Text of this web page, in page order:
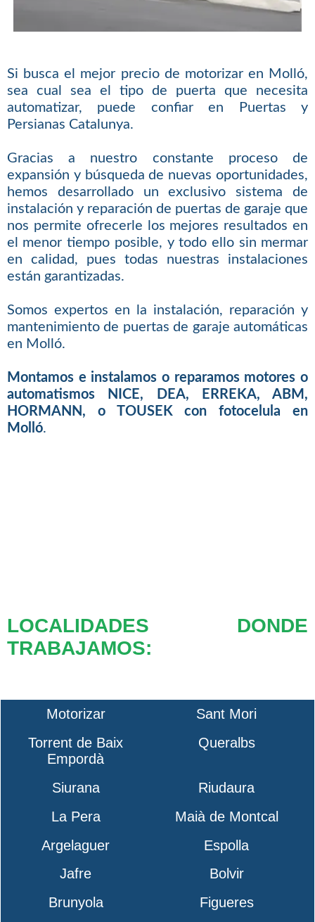
Si busca el mejor precio de motorizar en Molló,
sea cual sea el tipo de puerta que necesita
automatizar, puede confiar en Puertas y
Persianas Catalunya.
Gracias a nuestro constante proceso de
expansión y búsqueda de nuevas oportunidades,
hemos desarrollado un exclusivo sistema de
instalación y reparación de puertas de garaje que
nos permite ofrecerle los mejores resultados en
el menor tiempo posible, y todo ello sin mermar
en calidad, pues todas nuestras instalaciones
están garantizadas.
Somos expertos en la instalación, reparación y
mantenimiento de puertas de garaje automáticas
en Molló.
Montamos e instalamos o reparamos motores o
automatismos NICE, DEA, ERREKA, ABM,
HORMANN, o TOUSEK con fotocelula en
Molló.
LOCALIDADES DONDE
TRABAJAMOS:
Motorizar
Sant Mori
Torrent de Baix
Empordà
Queralbs
Siurana
Riudaura
La Pera
Maià de Montcal
Argelaguer
Espolla
Jafre
Bolvir
Brunyola
Figueres